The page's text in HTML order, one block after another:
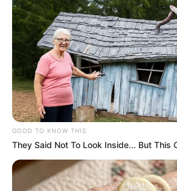
GOOD TO KNOW THIS
They Said Not To Look Inside... But This